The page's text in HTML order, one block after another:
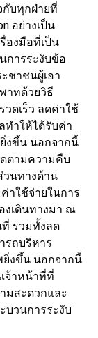
กับทุกฝ่ายที่
อย่างเป็น
องมือที่เป็น
การระงับข้อ
ชาชนผู้เอา
าทด้วยวิธี
ดเร็ว ลดค่าใช้
ทำให้ได้รับค่า
งขึ้น นอกจากนี้
ตามความคืบ
นทางด้าน
าใช้จ่ายในการ
งเดินทางมา ณ
รวมทั้งลด
รถบริหาร
งขึ้น นอกจากนี้
จ้าหน้าที่ที่
มสะดวกและ
บวนการระงับ